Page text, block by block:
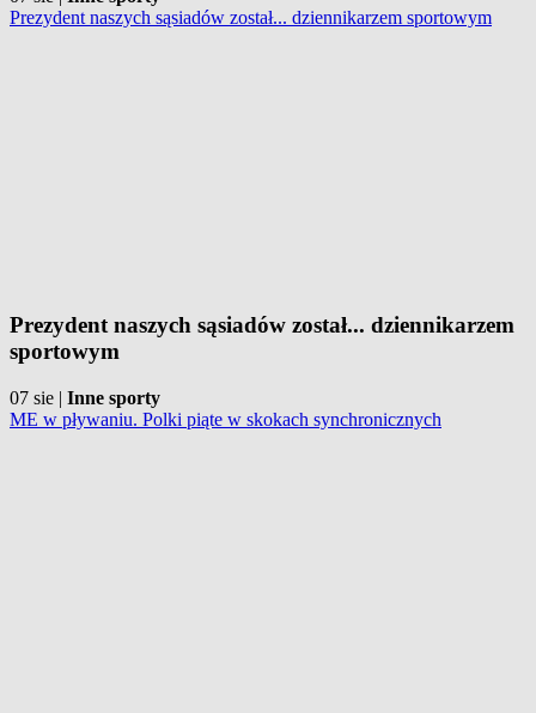
Prezydent naszych sąsiadów został... dziennikarzem sportowym
Prezydent naszych sąsiadów został... dziennikarzem
sportowym
07 sie | Inne sporty
ME w pływaniu. Polki piąte w skokach synchronicznych